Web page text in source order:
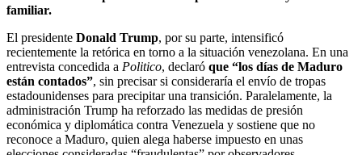
familiar.
El presidente Donald Trump, por su parte, intensificó
recientemente la retórica en torno a la situación venezolana. En una
entrevista concedida a Politico, declaró que “los días de Maduro
están contados”, sin precisar si consideraría el envío de tropas
estadounidenses para precipitar una transición. Paralelamente, la
administración Trump ha reforzado las medidas de presión
económica y diplomática contra Venezuela y sostiene que no
reconoce a Maduro, quien alega haberse impuesto en unas